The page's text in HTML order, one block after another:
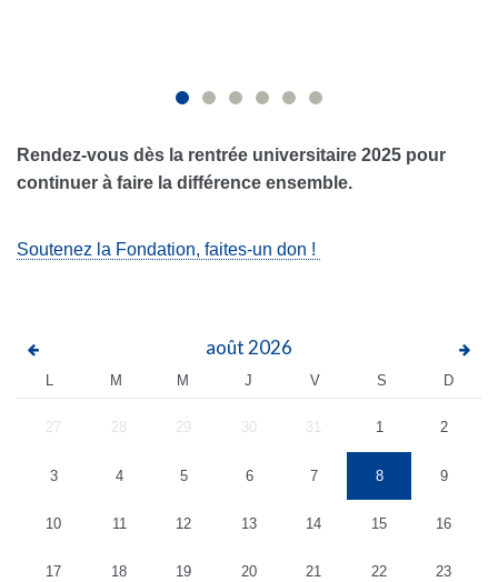
Rendez-vous dès la rentrée universitaire 2025 pour
continuer à faire la différence ensemble.
Soutenez la Fondation, faites-un don !
août 2026
L M M J V S D
27 28 29 30 31 1 2
3 4 5 6 7 8 9
10 11 12 13 14 15 16
17 18 19 20 21 22 23